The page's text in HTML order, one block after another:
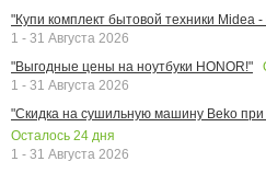
"Купи комплект бытовой техники Midea -
1 - 31 Августа 2026
"Выгодные цены на ноутбуки HONOR!"
1 - 31 Августа 2026
"Скидка на сушильную машину Beko
Осталось 24 дня
1 - 31 Августа 2026